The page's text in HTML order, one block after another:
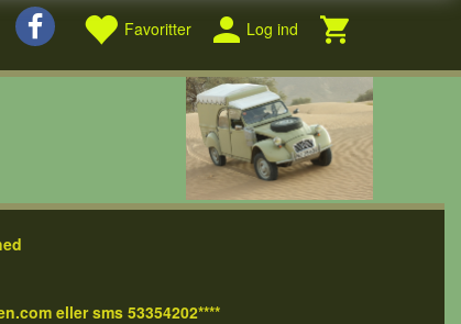
Favoritter Log ind
eller sms 53354202****